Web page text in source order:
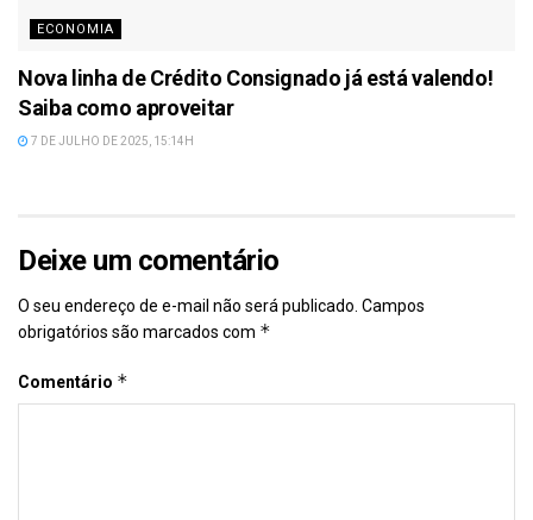
ECONOMIA
Nova linha de Crédito Consignado já está valendo!
Saiba como aproveitar
7 DE JULHO DE 2025, 15:14H
Deixe um comentário
O seu endereço de e-mail não será publicado. Campos
obrigatórios são marcados com *
Comentário *